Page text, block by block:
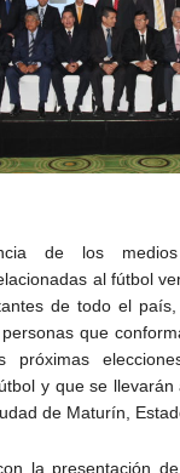
de los medios
al fútbol
de todo el
que
próximas
y que se llevarán
de Maturín,
la presentación